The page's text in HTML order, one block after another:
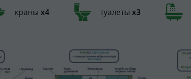
краных4 туалетых3